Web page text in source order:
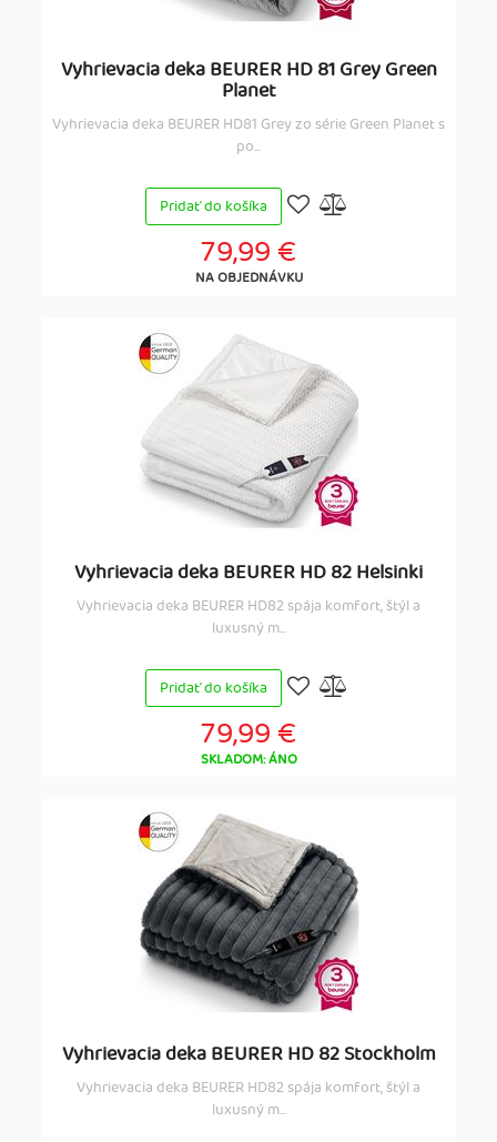
Vyhrievacia deka BEURER HD 81 Grey Green
Planet
Vyhrievacia deka BEURER HD81 Grey zo série Green Planet s
po...
Pridať do košíka
79,99 €
NA OBJEDNÁVKU
Vyhrievacia deka BEURER HD 82 Helsinki
Vyhrievacia deka BEURER HD82 spája komfort, štýl a
luxusný m...
Pridať do košíka
79,99 €
SKLADOM: ÁNO
Vyhrievacia deka BEURER HD 82 Stockholm
Vyhrievacia deka BEURER HD82 spája komfort, štýl a
luxusný m...